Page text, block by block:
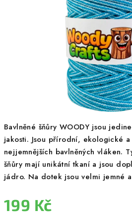
Bavlněné šňůry WOODY jsou
jakosti. Jsou přírodní, ekologické
nejjemnějších bavlněných vláken.
šňůry mají unikátní tkaní a jsou
jádro. Na dotek jsou velmi jemné
199 Kč